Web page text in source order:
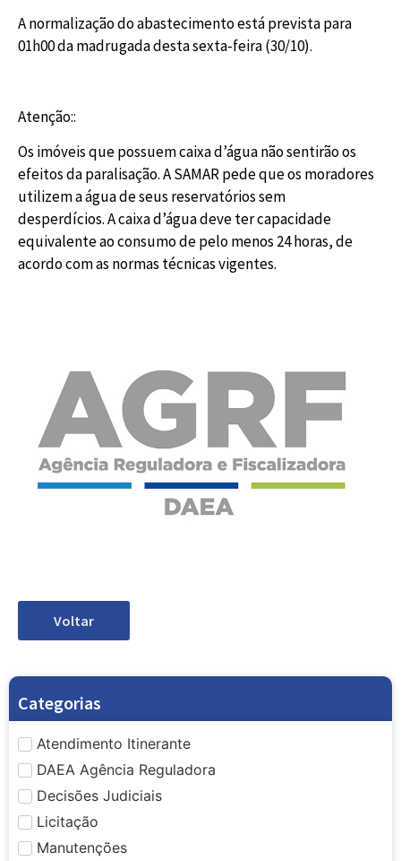
A normalização do abastecimento está prevista para
01h00 da madrugada desta sexta-feira (30/10).
Atenção::
Os imóveis que possuem caixa d’água não sentirão os
efeitos da paralisação. A SAMAR pede que os moradores
utilizem a água de seus reservatórios sem
desperdícios. A caixa d’água deve ter capacidade
equivalente ao consumo de pelo menos 24 horas, de
acordo com as normas técnicas vigentes.
Voltar
Categorias
Atendimento Itinerante
DAEA Agência Reguladora
Decisões Judiciais
Licitação
Manutenções